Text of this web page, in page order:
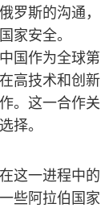
罗斯的沟通，
家安全。
国作为全球第
高技术和创新
。这一合作关
择。
这一进程中的
些阿拉伯国家